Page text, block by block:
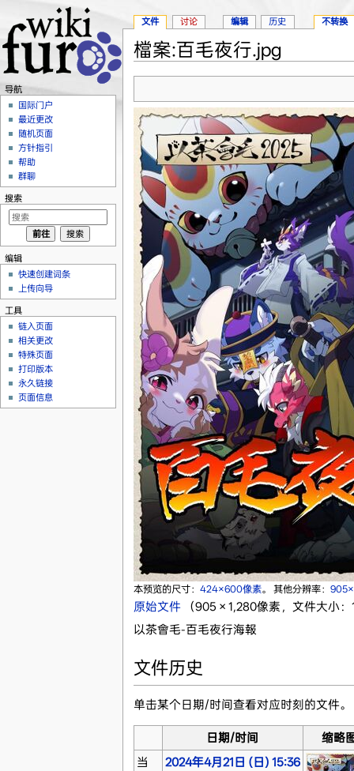
檔案:百毛夜行.jpg
本预览的尺寸： 424×600像素。 其他分辨率：
原始文件‎
（905 × 1,280像素，文件大小
以茶會毛-百毛夜行海報
文件历史
单击某个日期/时间查看对应时刻的文件。
日期/时间
缩略
当
2024年4月21日 (日) 15:36
文件 讨论 编辑 历史 不转换
导航
国际门户
最近更改
随机页面
方针指引
帮助
群聊
搜索
编辑
快速创建词条
上传向导
工具
链入页面
相关更改
特殊页面
打印版本
永久链接
页面信息